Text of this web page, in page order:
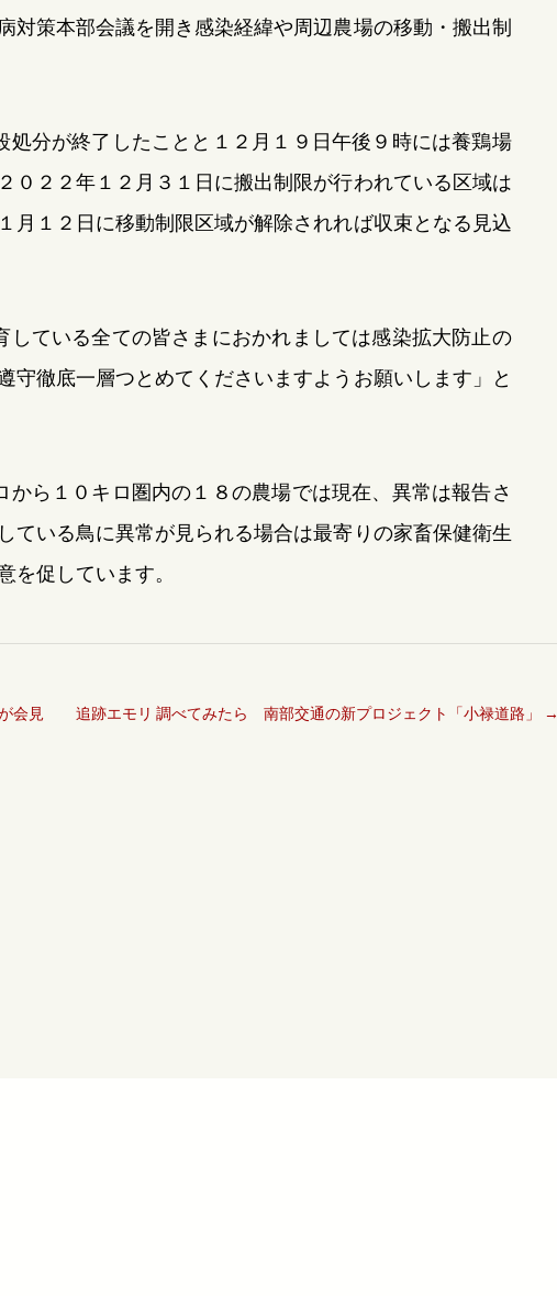
対策本部会議を開き感染経緯や周辺農場の移動・搬出制
処分が終了したことと１２月１９日午後９時には養鶏場
０２２年１２月３１日に搬出制限が行われている区域は
月１２日に移動制限区域が解除されれば収束となる見込
している全ての皆さまにおかれましては感染拡大防止の
守徹底一層つとめてくださいますようお願いします」と
から１０キロ圏内の１８の農場では現在、異常は報告さ
ている鳥に異常が見られる場合は最寄りの家畜保健衛生
を促しています。
会見 追跡エモリ 調べてみたら 南部交通の新プロジェクト「小禄道路」 →